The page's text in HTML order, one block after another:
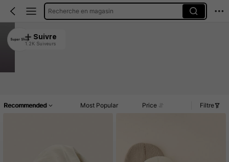
Recherche en magasin
Super Shop
4.91
Suivre
1.2K Suiveurs
Recommended Most Popular Price Filtre